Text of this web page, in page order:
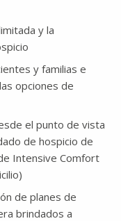
y la
y familias e
opciones de
el punto de vista
de hospicio de
Intensive Comfort
de planes de
brindados a